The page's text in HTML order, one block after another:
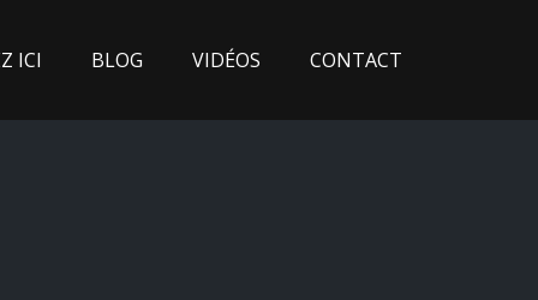
ICI BLOG VIDÉOS CONTACT